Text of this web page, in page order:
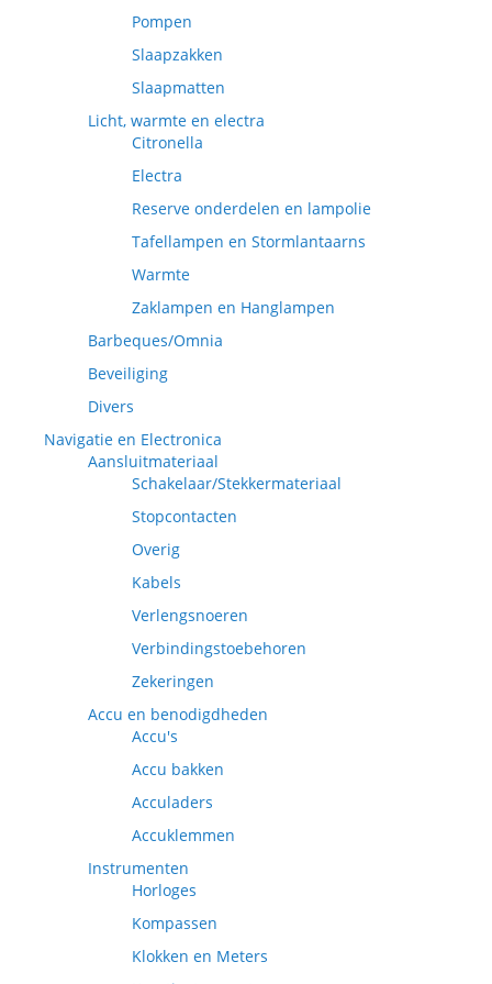
Pompen
Slaapzakken
Slaapmatten
Licht, warmte en electra
Citronella
Electra
Reserve onderdelen en lampolie
Tafellampen en Stormlantaarns
Warmte
Zaklampen en Hanglampen
Barbeques/Omnia
Beveiliging
Divers
Navigatie en Electronica
Aansluitmateriaal
Schakelaar/Stekkermateriaal
Stopcontacten
Overig
Kabels
Verlengsnoeren
Verbindingstoebehoren
Zekeringen
Accu en benodigdheden
Accu's
Accu bakken
Acculaders
Accuklemmen
Instrumenten
Horloges
Kompassen
Klokken en Meters